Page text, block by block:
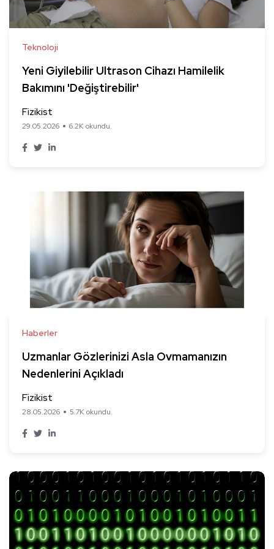
Teknoloji
Yeni Giyilebilir Ultrason Cihazı Hamilelik
Bakımını 'Değiştirebilir'
Fizikist
29.05.2026 6.2K okundu.
Haberler
Uzmanlar Gözlerinizi Asla Ovmamanızın
Nedenlerini Açıkladı
Fizikist
28.05.2026 5.7K okundu.